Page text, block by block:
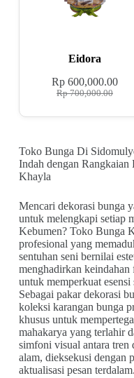
Eidora
Rp700,000.00
Rp600,000.00
Toko Bunga Di
Indah dengan
Khayla
Mencari dekorasi bunga
untuk melengkapi setiap
Kebumen? Toko Bunga
profesional yang
sentuhan seni bernilai
menghadirkan keindahan
untuk memperkuat
Sebagai pakar dekorasi
koleksi karangan bunga
khusus untuk
mahakarya yang terlahir
simfoni visual antara tren
alam, dieksekusi dengan
aktualisasi pesan terdalam.